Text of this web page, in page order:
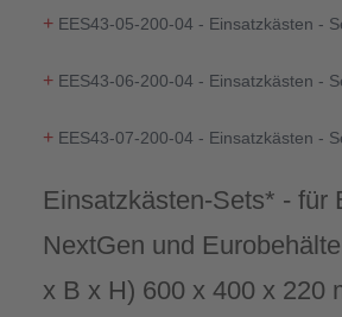
+EES43-05-200-04 - Einsatzkästen -
+EES43-06-200-04 - Einsatzkästen -
+EES43-07-200-04 - Einsatzkästen -
Einsatzkästen-Sets* - für
NextGen und
x B x H) 600 x 400 x 220